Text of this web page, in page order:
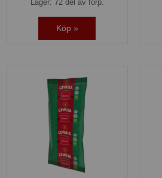
Lager: 72 del av förp.
Köp »